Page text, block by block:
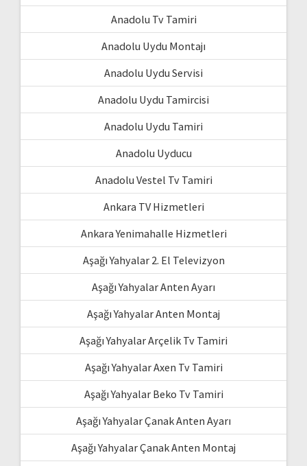
Anadolu Tv Tamiri
Anadolu Uydu Montajı
Anadolu Uydu Servisi
Anadolu Uydu Tamircisi
Anadolu Uydu Tamiri
Anadolu Uyducu
Anadolu Vestel Tv Tamiri
Ankara TV Hizmetleri
Ankara Yenimahalle Hizmetleri
Aşağı Yahyalar 2. El Televizyon
Aşağı Yahyalar Anten Ayarı
Aşağı Yahyalar Anten Montaj
Aşağı Yahyalar Arçelik Tv Tamiri
Aşağı Yahyalar Axen Tv Tamiri
Aşağı Yahyalar Beko Tv Tamiri
Aşağı Yahyalar Çanak Anten Ayarı
Aşağı Yahyalar Çanak Anten Montaj